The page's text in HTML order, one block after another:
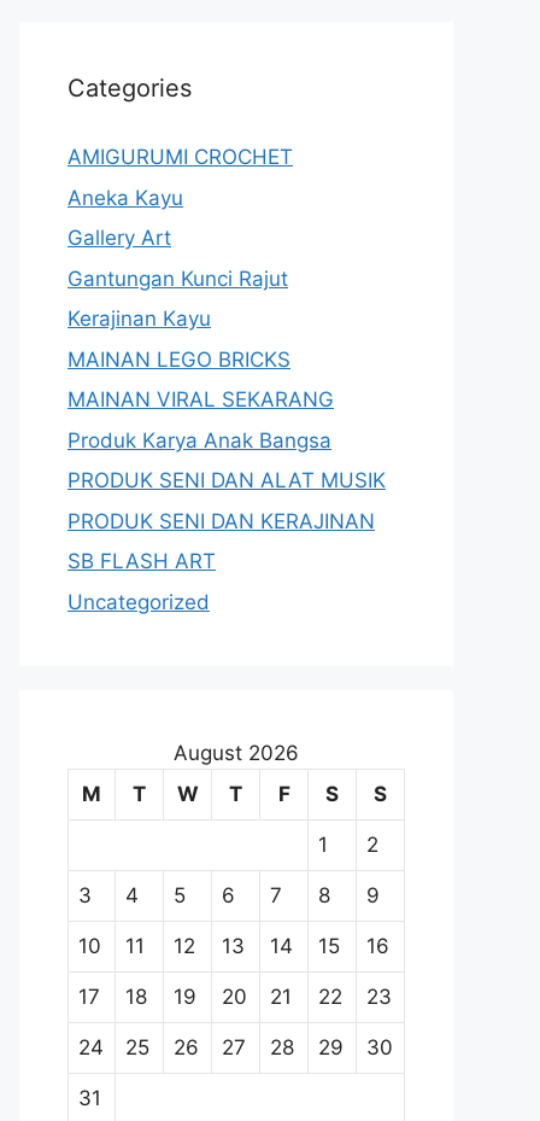
Categories
AMIGURUMI CROCHET
Aneka Kayu
Gallery Art
Gantungan Kunci Rajut
Kerajinan Kayu
MAINAN LEGO BRICKS
MAINAN VIRAL SEKARANG
Produk Karya Anak Bangsa
PRODUK SENI DAN ALAT MUSIK
PRODUK SENI DAN KERAJINAN
SB FLASH ART
Uncategorized
August 2026
M
T W T F S S
1 2
3 4 5 6 7 8 9
10 11 12 13 14 15 16
17 18 19 20 21 22 23
24 25 26 27 28 29 30
31